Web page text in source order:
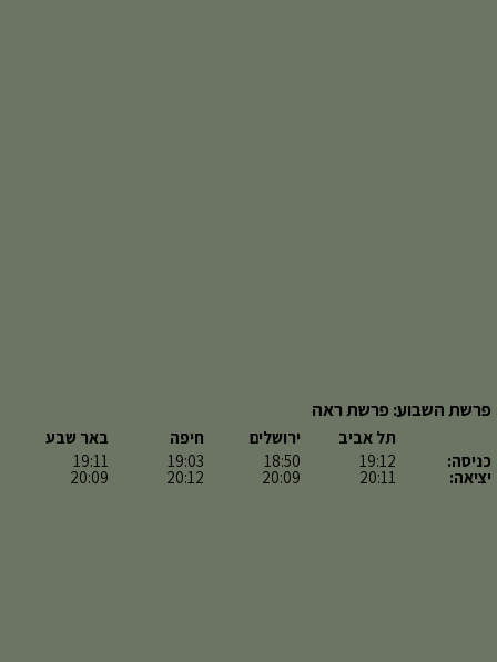
פרשת השבוע: פרשת ראה
כניסה:
יציאה:
תל אביב
19:12
20:11
ירושלים
18:50
20:09
חיפה
19:03
20:12
באר שבע
19:11
20:09